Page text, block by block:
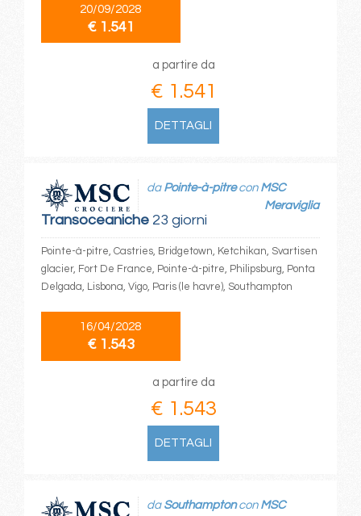
20/09/2028
€ 1.541
a partire da
€ 1.541
DETTAGLI
Transoceaniche23 giorni
da Pointe-à-pitrecon MSC
Meraviglia
Pointe-à-pitre, Castries, Bridgetown, Ketchikan, Svartisen
glacier, Fort De France, Pointe-à-pitre, Philipsburg, Ponta
Delgada, Lisbona, Vigo, Paris (le havre), Southampton
16/04/2028
€ 1.543
a partire da
€ 1.543
DETTAGLI
da Southamptoncon MSC